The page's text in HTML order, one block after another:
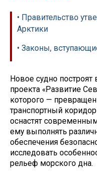
• Правительство
Арктики
• Законы,
Новое судно
проекта «Развитие
которого —
транспортный
оснастят
ему выполнять
обеспечения
исследовать
рельеф морского дна.